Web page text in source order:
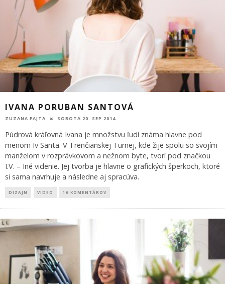
IVANA PORUBAN SANTOVÁ
ZUZANA FAJTA SOBOTA 20. SEP 2014
Púdrová kráľovná Ivana je množstvu ľudí známa hlavne pod
menom Iv Santa. V Trenčianskej Turnej, kde žije spolu so svojím
manželom v rozprávkovom a nežnom byte, tvorí pod značkou
I.V. – Iné videnie. Jej tvorba je hlavne o grafických šperkoch, ktoré
si sama navrhuje a následne aj spracúva.
DIZAJN VIDEO 16 KOMENTÁROV